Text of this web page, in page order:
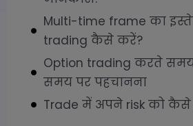
Multi-time frame का
trading कैसे करें?
Option trading करते
समय पर पहचानना
Trade में अपने risk को